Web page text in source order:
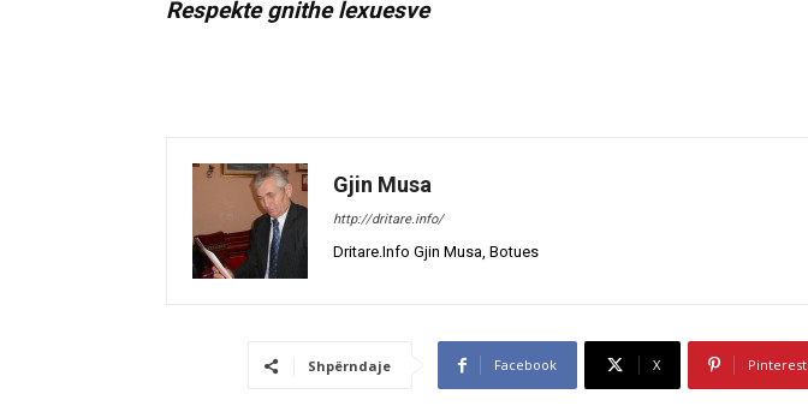
Respekte gnithe lexuesve
Gjin Musa
http://dritare.info/
Dritare.Info Gjin Musa, Botues
Shpërndaje Facebook X Pinterest